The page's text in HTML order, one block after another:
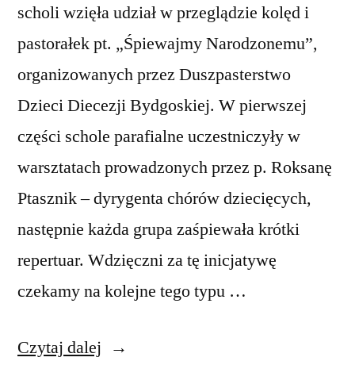
scholi wzięła udział w przeglądzie kolęd i
pastorałek pt. „Śpiewajmy Narodzonemu”,
organizowanych przez Duszpasterstwo
Dzieci Diecezji Bydgoskiej. W pierwszej
części schole parafialne uczestniczyły w
warsztatach prowadzonych przez p. Roksanę
Ptasznik – dyrygenta chórów dziecięcych,
następnie każda grupa zaśpiewała krótki
repertuar. Wdzięczni za tę inicjatywę
czekamy na kolejne tego typu …
Czytaj dalej „Przegląd